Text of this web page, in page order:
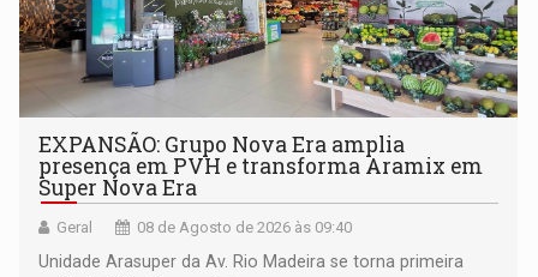
EXPANSÃO: Grupo Nova Era amplia
presença em PVH e transforma Aramix em
Super Nova Era
Geral 08 de Agosto de 2026 às 09:40
Unidade Arasuper da Av. Rio Madeira se torna primeira